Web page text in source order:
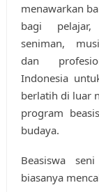
menawarkan
bagi pelajar,
seniman,
dan
Indonesia
berlatih di luar
program
budaya.
Beasiswa
biasanya